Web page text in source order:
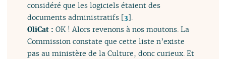
considéré que les logiciels étaient des
documents administratifs [3].
OliCat : OK ! Alors revenons à nos moutons. La
Commission constate que cette liste n’existe
pas au ministère de la Culture, donc curieux. Et